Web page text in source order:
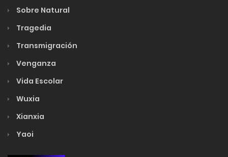
Sobre Natural
Tragedia
Transmigración
Venganza
Vida Escolar
Wuxia
Xianxia
Yaoi